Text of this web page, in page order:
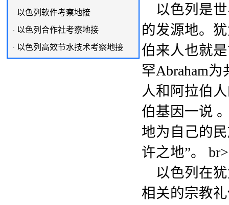
· 以色列软件考察地接
· 以色列合作社考察地接
· 以色列高效节水技术考察地接
以色列是世
的发源地。
伯来人也就
罕Abraham
人和阿拉伯
伯基因一说
地为自己的
许之地”。 br>
以色列在犹
相关的宗教